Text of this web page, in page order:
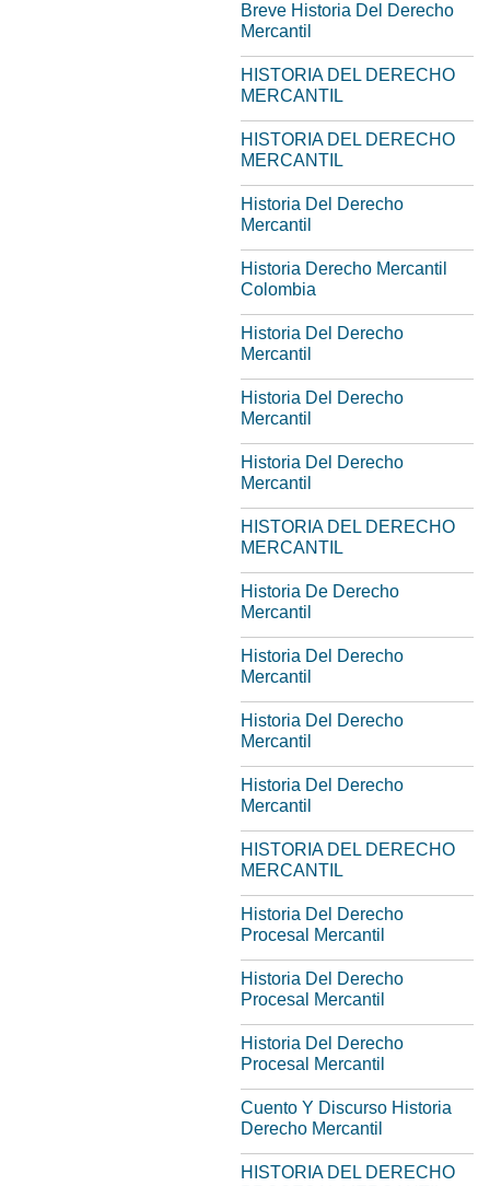
Breve Historia Del Derecho
Mercantil
HISTORIA DEL DERECHO
MERCANTIL
HISTORIA DEL DERECHO
MERCANTIL
Historia Del Derecho
Mercantil
Historia Derecho Mercantil
Colombia
Historia Del Derecho
Mercantil
Historia Del Derecho
Mercantil
Historia Del Derecho
Mercantil
HISTORIA DEL DERECHO
MERCANTIL
Historia De Derecho
Mercantil
Historia Del Derecho
Mercantil
Historia Del Derecho
Mercantil
Historia Del Derecho
Mercantil
HISTORIA DEL DERECHO
MERCANTIL
Historia Del Derecho
Procesal Mercantil
Historia Del Derecho
Procesal Mercantil
Historia Del Derecho
Procesal Mercantil
Cuento Y Discurso Historia
Derecho Mercantil
HISTORIA DEL DERECHO